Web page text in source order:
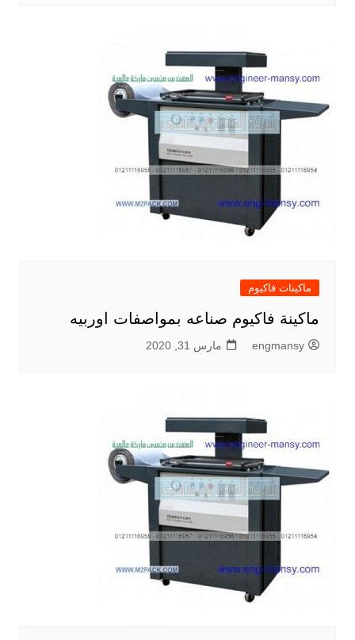
ماكينات فاكيوم
ماكينة فاكيوم صناعه بمواصفات اوربيه
engmansy مارس 31, 2020